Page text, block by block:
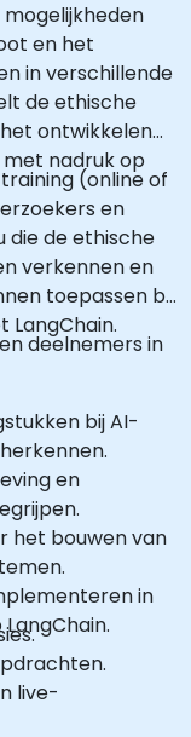
en het
in verschillende
de ethische
ontwikkelen
met nadruk op
(online of
en
die de ethische
verkennen en
toepassen bij
LangChain.
deelnemers in
bij AI-
en
het bouwen van
in
live-